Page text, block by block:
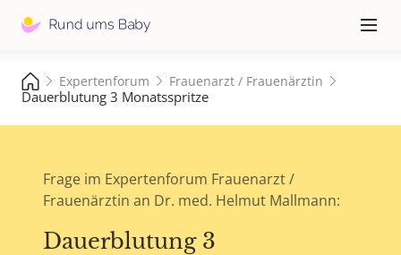
≡
Expertenforum Frauenarzt / Frauenärztin
Dauerblutung 3 Monatsspritze
Frage im Expertenforum Frauenarzt /
Frauenärztin an Dr. med. Helmut Mallmann:
Dauerblutung 3